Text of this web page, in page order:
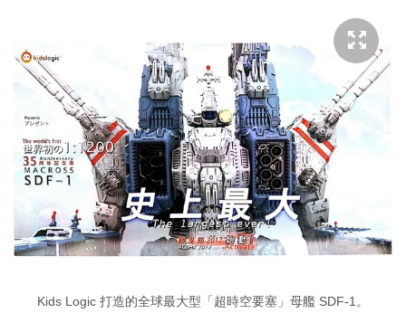
Kids Logic 打造的全球最大型「超時空要塞」母艦 SDF-1。